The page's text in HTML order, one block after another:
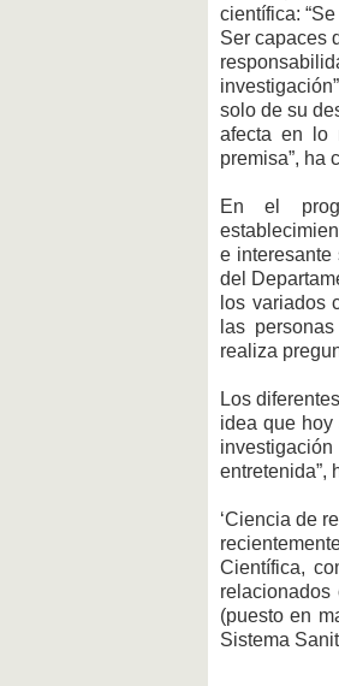
científica:
Ser capaces
solo de su
afecta en lo
premisa”, ha
En el
e interesante
del
los variados
las
realiza
Los
idea que hoy
entretenida”,
‘Ciencia de
Científica,
relacionados
(puesto en
Sistema